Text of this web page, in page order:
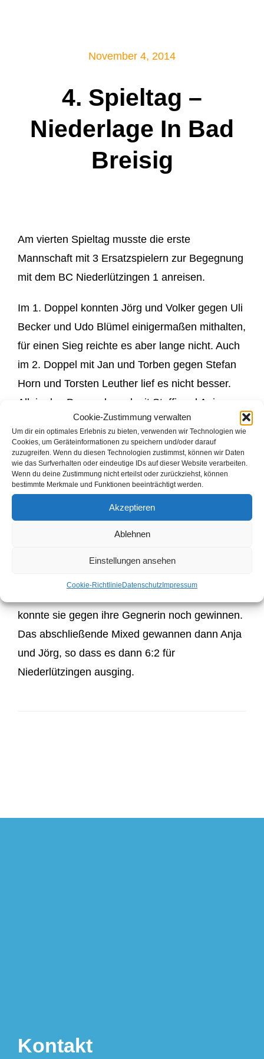
Cookie-Zustimmung verwalten
Um dir ein optimales Erlebnis zu bieten, verwenden wir Technologien wie
Cookies, um Geräteinformationen zu speichern und/oder darauf
zuzugreifen. Wenn du diesen Technologien zustimmst, können wir Daten
wie das Surfverhalten oder eindeutige IDs auf dieser Website verarbeiten.
Wenn du deine Zustimmung nicht erteilst oder zurückziehst, können
bestimmte Merkmale und Funktionen beeinträchtigt werden.
Akzeptieren
Ablehnen
Einstellungen ansehen
Cookie-Richtlinie Datenschutz Impressum
November 4, 2014
4. Spieltag –
Niederlage In Bad
Breisig
Am vierten Spieltag musste die erste
Mannschaft mit 3 Ersatzspielern zur Begegnung
mit dem BC Niederlützingen 1 anreisen.
Im 1. Doppel konnten Jörg und Volker gegen Uli
Becker und Udo Blümel einigermaßen mithalten,
für einen Sieg reichte es aber lange nicht. Auch
im 2. Doppel mit Jan und Torben gegen Stefan
Horn und Torsten Leuther lief es nicht besser.
Allein das Damendoppel mit Steffi und Anja
konnten sich klar in zwei Sätzen gegen Annika
Röder und Julia Keldenich durchsetzen.
Im Debüt von Volker im 1. Einzel in der 1.
Mannschaft ließ Uli ihm keine Chance, auch Jan
und Torben machten es nicht besser und so
gingen alle 3 Herreneinzel an Niederlützingen.
Auch Steffi, im Dameneinzel gegen Julia
konnte sie gegen ihre Gegnerin noch gewinnen.
Das abschließende Mixed gewannen dann Anja
und Jörg, so dass es dann 6:2 für
Niederlützingen ausging.
Kontakt